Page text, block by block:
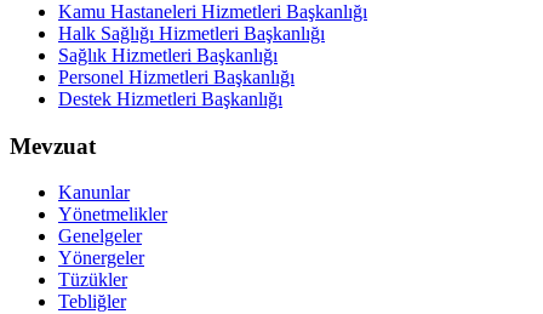
Kamu Hastaneleri Hizmetleri Başkanlığı
Halk Sağlığı Hizmetleri Başkanlığı
Sağlık Hizmetleri Başkanlığı
Personel Hizmetleri Başkanlığı
Destek Hizmetleri Başkanlığı
Mevzuat
Kanunlar
Yönetmelikler
Genelgeler
Yönergeler
Tüzükler
Tebliğler